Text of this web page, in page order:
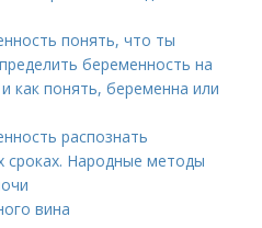
понять, что ты
беременность на
как понять, беременна или
распознать
сроках. Народные методы
вина